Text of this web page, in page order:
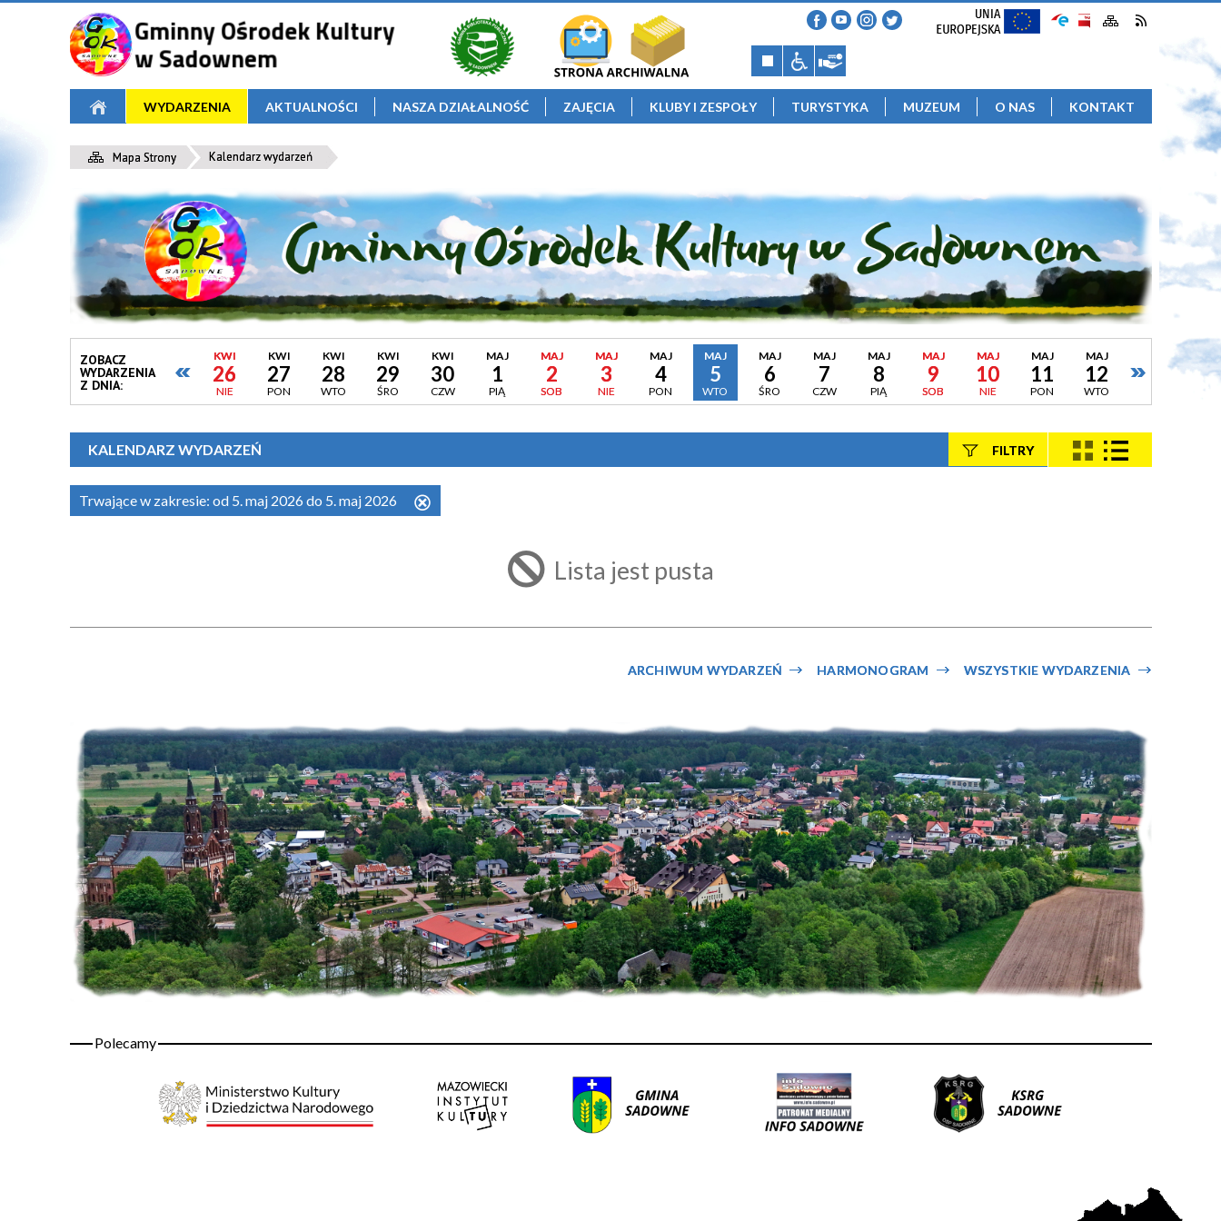
WYDARZENIA AKTUALNOŚCI NASZA DZIAŁALNOŚĆ ZAJĘCIA KLUBY I ZESPOŁY TURYSTYKA MUZEUM O NAS KONTAKT
Mapa Strony Kalendarz wydarzeń
ZOBACZ
WYDARZENIA
Z DNIA:
KWI
26
NIE
KWI
27
PON
KWI
28
WTO
KWI
29
ŚRO
KWI
30
CZW
MAJ
1
PIĄ
MAJ
2
SOB
MAJ
3
NIE
MAJ
4
PON
MAJ
5
WTO
MAJ
6
ŚRO
MAJ
7
CZW
MAJ
8
PIĄ
MAJ
9
SOB
MAJ
10
NIE
MAJ
11
PON
MAJ
12
WTO
KALENDARZ WYDARZEŃ FILTRY
Miejsce
Trwające w zakresie: od 5. maj 2026 do 5. maj 2026
Lista jest pusta
WSZYSTKIE WYDARZENIA
HARMONOGRAM
ARCHIWUM WYDARZEŃ